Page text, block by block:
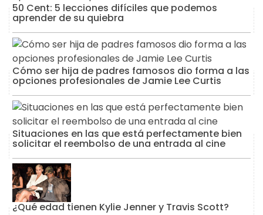
50 Cent: 5 lecciones difíciles que podemos
aprender de su quiebra
Cómo ser hija de padres famosos dio forma a las
opciones profesionales de Jamie Lee Curtis
Situaciones en las que está perfectamente bien
solicitar el reembolso de una entrada al cine
¿Qué edad tienen Kylie Jenner y Travis Scott?